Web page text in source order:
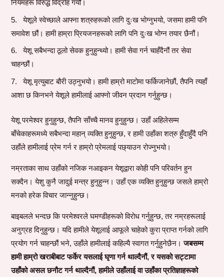
नियमहरू विरुद्ध विद्रोह गर्यौं।
येशूले स्वेच्छाले आफ्ना शत्रुहरूको लागि दुःख भोग्नुभयो, जसमा हामी पनि
समावेश छौं। हामी हाम्रा प्रियजनहरूको लागि पनि दुःख भोग्न तयार छैनौं।
येशू सबैभन्दा ठूलो सेवक हुनुहुन्थ्यो। हामी सेवा गर्न चाहँदैनौं तर सेवा
चाहन्छौं।
येशू मृत्युबाट बौरी उठ्नुभयो। हामी हाम्रो माटोमा फर्किजानेछौं, तैपनि त्यहाँ
आशा छ किनभने येशूले हामीलाई आफ्नो जीवन प्रदान गर्नुहुन्छ।
येशू परमेश्वर हुनुहुन्छ, तैपनि साँच्चै मानव हुनुहुन्छ। उहाँ अहिलेसम्म
बाँचेकाहरूमध्ये सबैभन्दा महान् व्यक्ति हुनुहुन्छ, र हामी उहाँका शत्रु हुँदाहुँदै पनि
उहाँले हामीलाई प्रेम गर्न र हाम्रो प्रेमलाई पछ्याउन रोज्नुभयो।
नम्रताका साथ उहाँको नजिक नआइकन येशूद्वारा कोही पनि परिवर्तन हुन
सक्दैन। येशु कुनै जादुई मन्त्र हुनुहुन्न। उहाँ एक व्यक्ति हुनुहुन्छ जसले हाम्रो
मनको हरेक विचार जान्नुहुन्छ।
बाइबलले भन्दछ कि परमेश्वरले घमण्डीहरूको विरोध गर्नुहुन्छ, तर नम्रहरूलाई
अनुग्रह दिनुहुन्छ। यदि हामीले येशूलाई आफूले चाहेको कुरा प्राप्त गर्नको लागि
प्रयोग गर्न चाहन्छौं भने, उहाँले हामीलाई कहिल्यै स्वागत गर्नुहुनेछैन।जबसम्म
हामी हाम्रो खराबीबाट फर्केर यसलाई घृणा गर्न थाल्दैनौं, र यसको सट्टामा
उहाँको असल छनौट गर्न थाल्दैनौं, हामीले उहाँलाई वा उहाँका प्रतिज्ञाहरूको